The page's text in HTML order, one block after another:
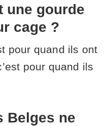
une gourde
cage ?
pour quand ils ont
pour quand ils
Belges ne